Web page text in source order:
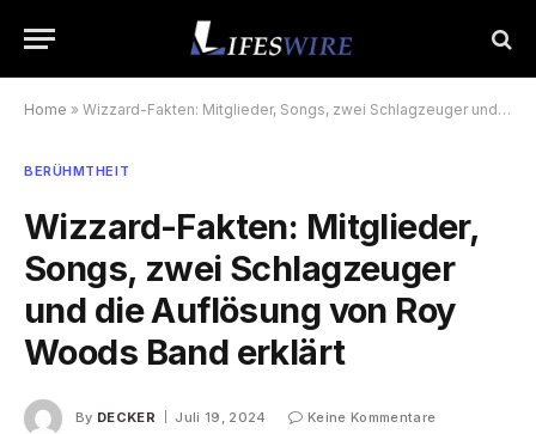
Home » Wizzard-Fakten: Mitglieder, Songs, zwei Schlagzeuger und die Auflösung von Roy Woods Band erklärt
BERÜHMTHEIT
Wizzard-Fakten: Mitglieder,
Songs, zwei Schlagzeuger
und die Auflösung von Roy
Woods Band erklärt
By DECKER Juli 19, 2024
Keine Kommentare